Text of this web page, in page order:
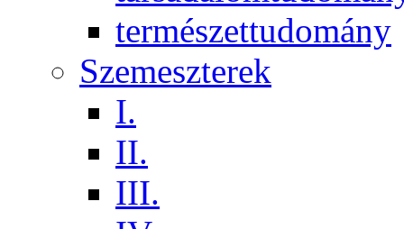
természettudomány
Szemeszterek
I.
II.
III.